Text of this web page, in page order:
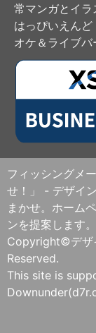
常マンガとイラ
はっぴいえんど
オケ＆ライブバ
フィッシングメ
せ！」 - デザイ
まかせ。ホーム
ンを提案します。
Copyright©デザ
Reserved.
This site is